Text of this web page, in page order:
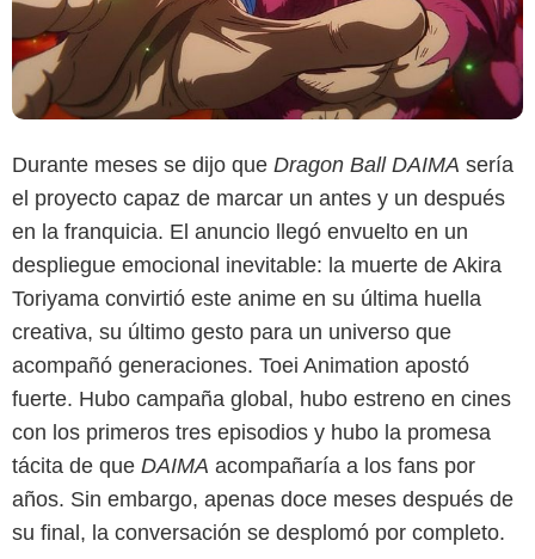
Durante meses se dijo que Dragon Ball DAIMA sería
el proyecto capaz de marcar un antes y un después
en la franquicia. El anuncio llegó envuelto en un
despliegue emocional inevitable: la muerte de Akira
Toriyama convirtió este anime en su última huella
creativa, su último gesto para un universo que
acompañó generaciones. Toei Animation apostó
fuerte. Hubo campaña global, hubo estreno en cines
con los primeros tres episodios y hubo la promesa
tácita de que DAIMA acompañaría a los fans por
años. Sin embargo, apenas doce meses después de
su final, la conversación se desplomó por completo.